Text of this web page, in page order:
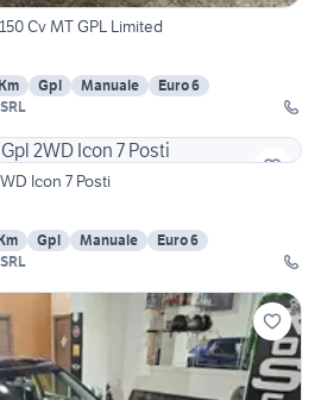
Cv MT GPL Limited
Gpl Manuale
Euro 6
Icon 7 Posti
Gpl Manuale
Euro 6